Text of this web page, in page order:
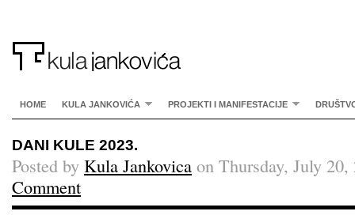
HOME KULA JANKOVIĆA PROJEKTI I MANIFESTACIJE
DANI KULE 2023.
Posted by Kula Jankovica on Thursday, July 20,
Comment